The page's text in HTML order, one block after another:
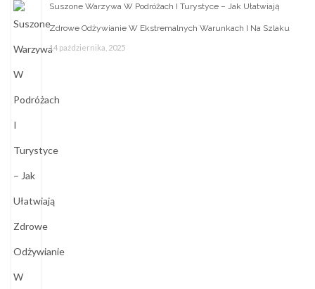
Suszone Warzywa W Podróżach I Turystyce – Jak Ułatwiają
Zdrowe Odżywianie W Ekstremalnych Warunkach I Na Szlaku
14 października, 2025